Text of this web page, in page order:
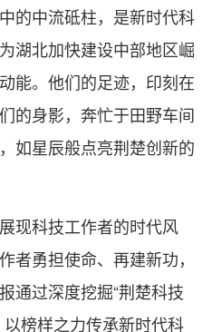
的中流砥柱，是新时代科
湖北加快建设中部地区崛
能。他们的足迹，印刻在
的身影，奔忙于田野车间
如星辰般点亮荆楚创新的
现科技工作者的时代风
者勇担使命、再建新功，
通过深度挖掘“荆楚科技
榜样之力传承新时代科